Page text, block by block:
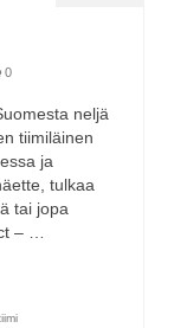
0
neljä
tiimiläinen
ja
tulkaa
tai jopa
– …